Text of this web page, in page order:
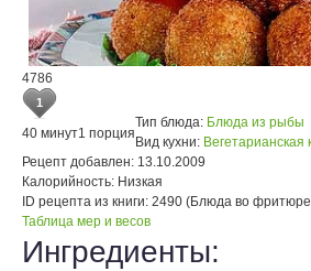
4786
1
40 минут1 порция
Тип блюда: Блюда из рыбы
Вид кухни: Вегетарианская
Рецепт добавлен: 13.10.2009
Калорийность: Низкая
ID рецепта из книги: 2490 (Блюда во
Таблица мер и весов
Ингредиенты: